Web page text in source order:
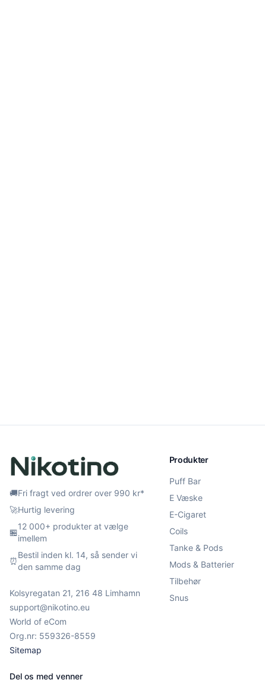
🚚Fri fragt ved ordrer over 990 kr*
🚀Hurtig levering
🏪
12 000+ produkter at vælge
imellem
⏰
Bestil inden kl. 14, så sender vi
den samme dag
Kolsyregatan 21, 216 48 Limhamn
support@nikotino.eu
World of eCom
Org.nr: 559326-8559
Sitemap
Del os med venner
Produkter
Puff Bar
E Væske
E-Cigaret
Coils
Tanke & Pods
Mods & Batterier
Tilbehør
Snus